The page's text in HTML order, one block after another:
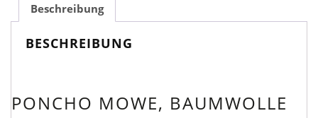
Beschreibung
BESCHREIBUNG
PONCHO MOWE, BAUMWOLLE